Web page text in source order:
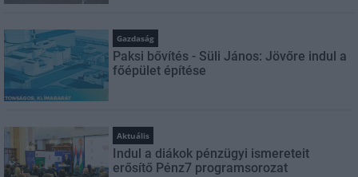
Gazdaság
Paksi bővítés - Süli János: Jövőre indul a
főépület építése
Aktuális
Indul a diákok pénzügyi ismereteit
erősítő Pénz7 programsorozat